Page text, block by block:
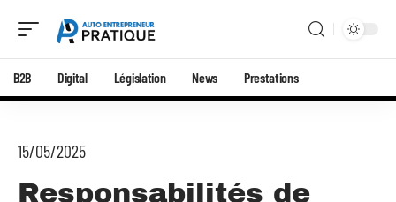
B2B Digital Législation News Prestations
15/05/2025
Responsabilités de